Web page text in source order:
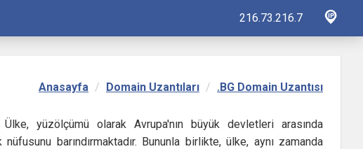
216.73.216.7
Anasayfa Domain Uzantıları .BG Domain Uzantısı
yüzölçümü olarak Avrupa'nın büyük devletleri arasında
barındırmaktadır. Bununla birlikte, ülke, aynı zamanda